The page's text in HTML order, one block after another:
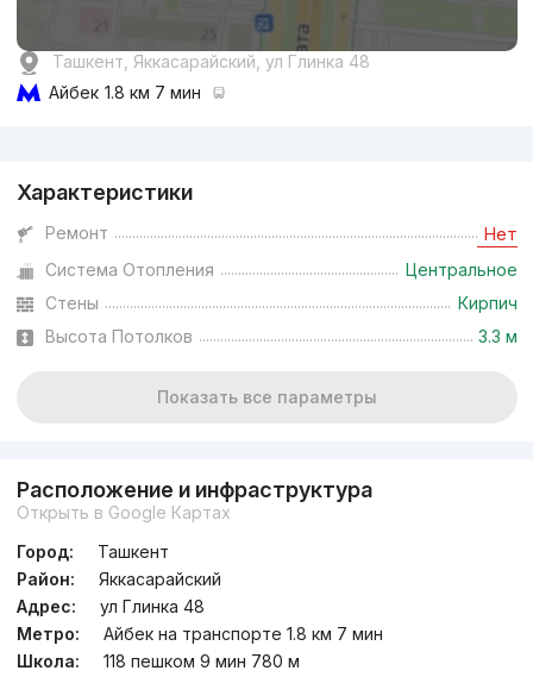
Ташкент, Яккасарайский, ул Глинка 48
Айбек 1.8 км 7 мин
Характеристики
Ремонт Нет
Система Отопления
Центральное
Стены
Кирпич
Высота Потолков
3.3 м
Показать все параметры
Расположение и инфраструктура
Открыть в Google Картах
Город:
Ташкент
Район:
Яккасарайский
Адрес:
ул Глинка 48
Метро:
Айбек на транспорте 1.8 км 7 мин
Школа:
118 пешком 9 мин 780 м